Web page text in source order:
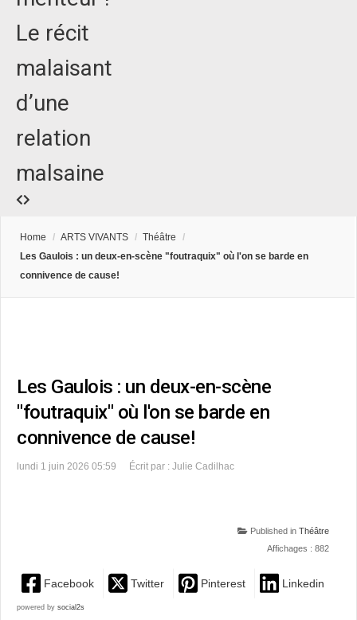
Le récit
malaisant
d’une
relation
malsaine
Home / ARTS VIVANTS / Théâtre
/
Les Gaulois : un deux-en-scène "foutraquix" où l'on se barde en
connivence de cause!
Les Gaulois : un deux-en-scène
"foutraquix" où l'on se barde en
connivence de cause!
lundi 1 juin 2026 05:59 Écrit par : Julie Cadilhac
Published in Théâtre
Affichages : 882
Facebook Twitter Pinterest Linkedin
powered by social2s